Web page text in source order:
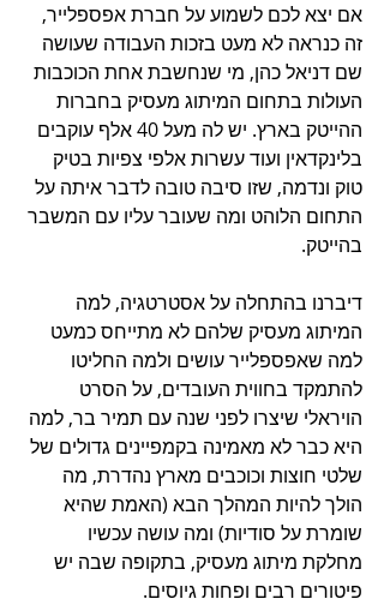
אם יצא לכם לשמוע על חברת אפספלייר,
זה כנראה לא מעט בזכות העבודה שעושה
שם דניאל כהן, מי שנחשבת אחת הכוכבות
העולות בתחום המיתוג מעסיק בחברות
ההייטק בארץ. יש לה מעל 40 אלף עוקבים
בלינקדאין ועוד עשרות אלפי צפיות בטיק
טוק ונדמה, שזו סיבה טובה לדבר איתה על
התחום הלוהט ומה שעובר עליו עם המשבר
בהייטק.
דיברנו בהתחלה על אסטרטגיה, למה
המיתוג מעסיק שלהם לא מתייחס כמעט
למה שאפספלייר עושים ולמה החליטו
להתמקד בחווית העובדים, על הסרט
הויראלי שיצרו לפני שנה עם תמיר בר, למה
היא כבר לא מאמינה בקמפיינים גדולים של
שלטי חוצות וכוכבים מארץ נהדרת, מה
הולך להיות המהלך הבא (האמת שהיא
שומרת על סודיות) ומה עושה עכשיו
מחלקת מיתוג מעסיק, בתקופה שבה יש
פיטורים רבים ופחות גיוסים.